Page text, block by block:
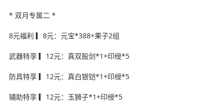
* 双月专属二 *
8元福利 ▎8元：元宝*388+果子2组
武器特享 ▎12元：真双股剑*1+印绶*5
防具特享 ▎12元：真白银铠*1+印绶*5
辅助特享 ▎12元：玉狮子*1+印绶*5